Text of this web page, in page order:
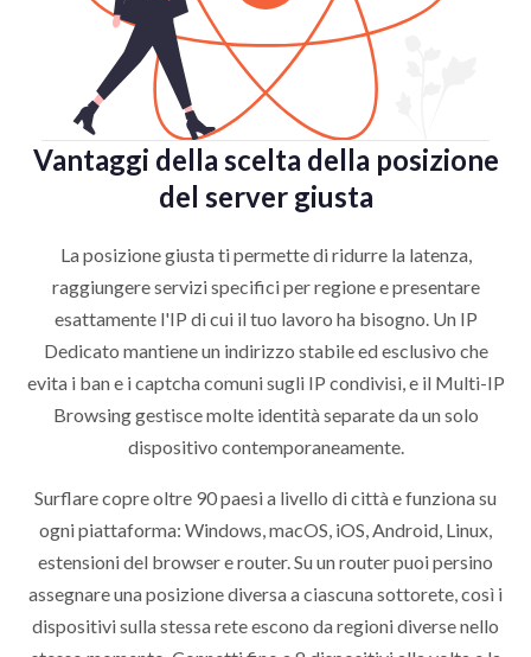
Vantaggi della scelta della posizione
del server giusta
La posizione giusta ti permette di ridurre la latenza,
raggiungere servizi specifici per regione e presentare
esattamente l'IP di cui il tuo lavoro ha bisogno. Un IP
Dedicato mantiene un indirizzo stabile ed esclusivo che
evita i ban e i captcha comuni sugli IP condivisi, e il Multi-IP
Browsing gestisce molte identità separate da un solo
dispositivo contemporaneamente.
Surflare copre oltre 90 paesi a livello di città e funziona su
ogni piattaforma: Windows, macOS, iOS, Android, Linux,
estensioni del browser e router. Su un router puoi persino
assegnare una posizione diversa a ciascuna sottorete, così i
dispositivi sulla stessa rete escono da regioni diverse nello